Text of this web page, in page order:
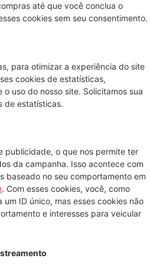
até que você conclua o
cookies sem seu consentimento.
para otimizar a experiência do site
cookies de estatísticas,
uso do nosso site. Solicitamos sua
de estatísticas.
publicidade, o que nos permite ter
da campanha. Isso acontece com
baseado no seu comportamento em
. Com esses cookies, você, como
ID único, mas esses cookies não
e interesses para veicular